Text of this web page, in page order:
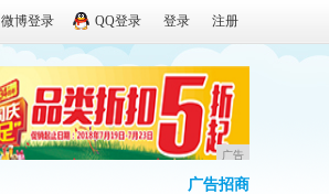
微博登录 QQ登录 登录 注册
广告
广告招商